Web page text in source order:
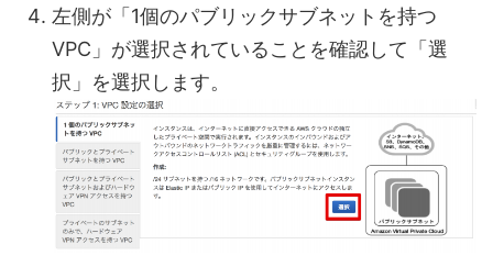
左側が「1個のパブリックサブネットを持つ
VPC」が選択されていることを確認して「選
択」を選択します。